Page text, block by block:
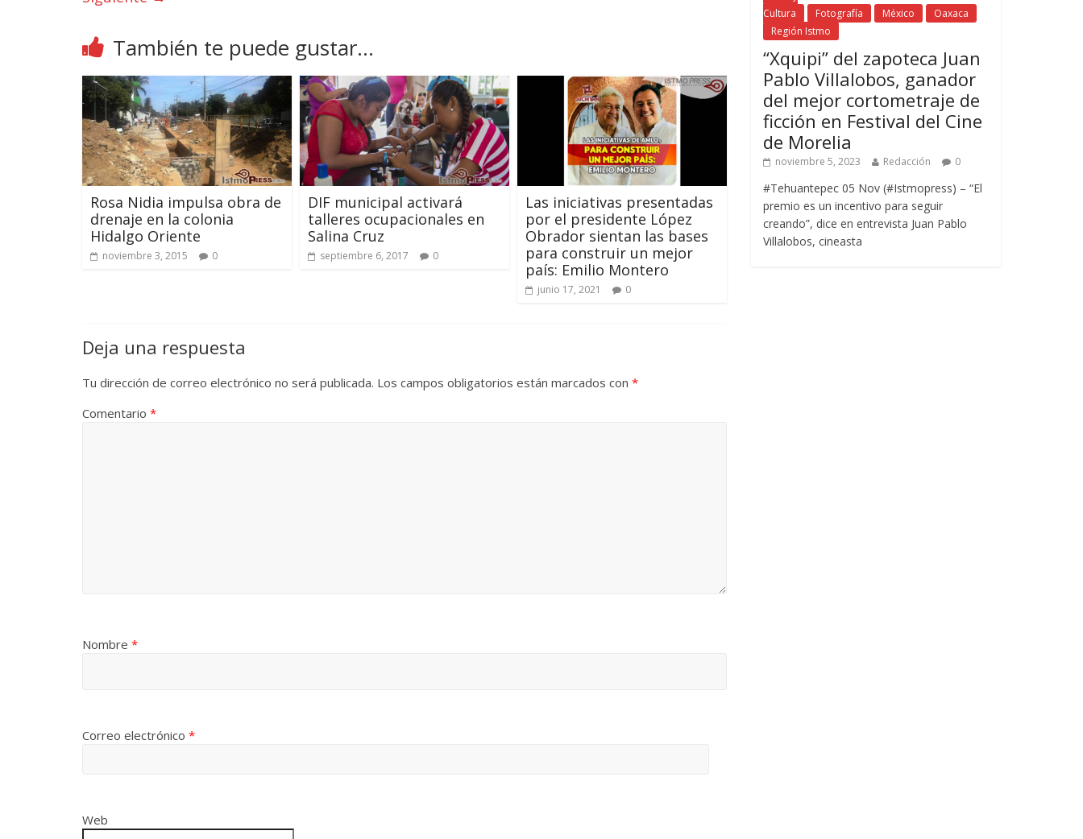
También te puede gustar...
Rosa Nidia impulsa obra de
drenaje en la colonia
Hidalgo Oriente
noviembre 3, 2015 0
DIF municipal activará
talleres ocupacionales en
Salina Cruz
septiembre 6, 2017 0
Las iniciativas presentadas
por el presidente López
Obrador sientan las bases
para construir un mejor
país: Emilio Montero
junio 17, 2021 0
Deja una respuesta
Tu dirección de correo electrónico no será publicada. Los campos obligatorios están marcados con *
Comentario *
Nombre *
Correo electrónico *
Web
Cultura
Fotografía México
Oaxaca
Región Istmo
“Xquipi” del zapoteca Juan
Pablo Villalobos, ganador
del mejor cortometraje de
ficción en Festival del Cine
de Morelia
noviembre 5, 2023 Redacción 0
#Tehuantepec 05 Nov (#Istmopress) – “El
premio es un incentivo para seguir
creando”, dice en entrevista Juan Pablo
Villalobos, cineasta